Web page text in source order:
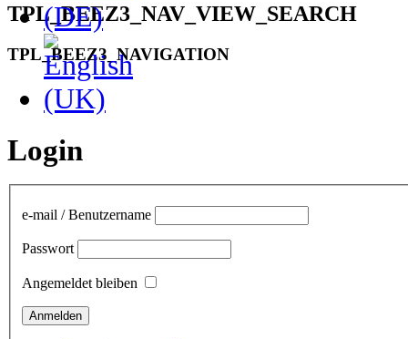
TPL_BEEZ3_NAV_VIEW_SEARCH
TPL_BEEZ3_NAVIGATION
Login
e-mail / Benutzername
Passwort
Angemeldet bleiben